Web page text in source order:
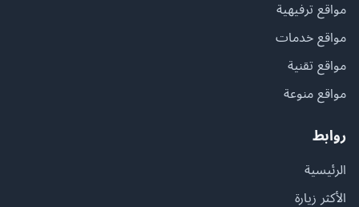
مواقع ترفيهية
مواقع خدمات
مواقع تقنية
مواقع منوعة
روابط
الرئيسية
الأكثر زيارة